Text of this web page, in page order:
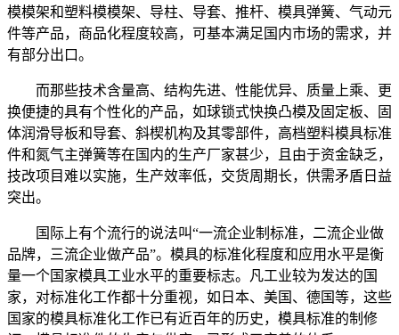
模模架和塑料模模架、导柱、导套、推杆、模具弹簧、气动元
件等产品，商品化程度较高，可基本满足国内市场的需求，并
有部分出口。
而那些技术含量高、结构先进、性能优异、质量上乘、更
换便捷的具有个性化的产品，如球锁式快换凸模及固定板、固
体润滑导板和导套、斜楔机构及其零部件，高档塑料模具标准
件和氮气主弹簧等在国内的生产厂家甚少，且由于资金缺乏，
技改项目难以实施，生产效率低，交货周期长，供需矛盾日益
突出。
国际上有个流行的说法叫“一流企业制标准，二流企业做
品牌，三流企业做产品”。模具的标准化程度和应用水平是衡
量一个国家模具工业水平的重要标志。凡工业较为发达的国
家，对标准化工作都十分重视，如日本、美国、德国等，这些
国家的模具标准化工作已有近百年的历史，模具标准的制修